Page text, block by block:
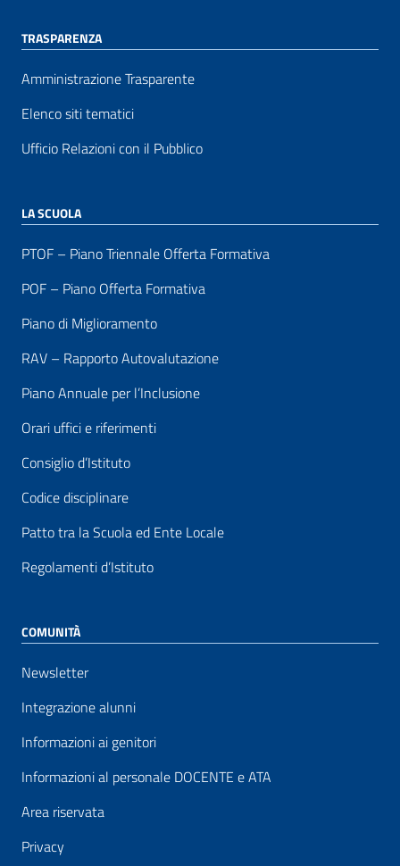
TRASPARENZA
Amministrazione Trasparente
Elenco siti tematici
Ufficio Relazioni con il Pubblico
LA SCUOLA
PTOF – Piano Triennale Offerta Formativa
POF – Piano Offerta Formativa
Piano di Miglioramento
RAV – Rapporto Autovalutazione
Piano Annuale per l’Inclusione
Orari uffici e riferimenti
Consiglio d’Istituto
Codice disciplinare
Patto tra la Scuola ed Ente Locale
Regolamenti d’Istituto
COMUNITÀ
Newsletter
Integrazione alunni
Informazioni ai genitori
Informazioni al personale DOCENTE e ATA
Area riservata
Privacy